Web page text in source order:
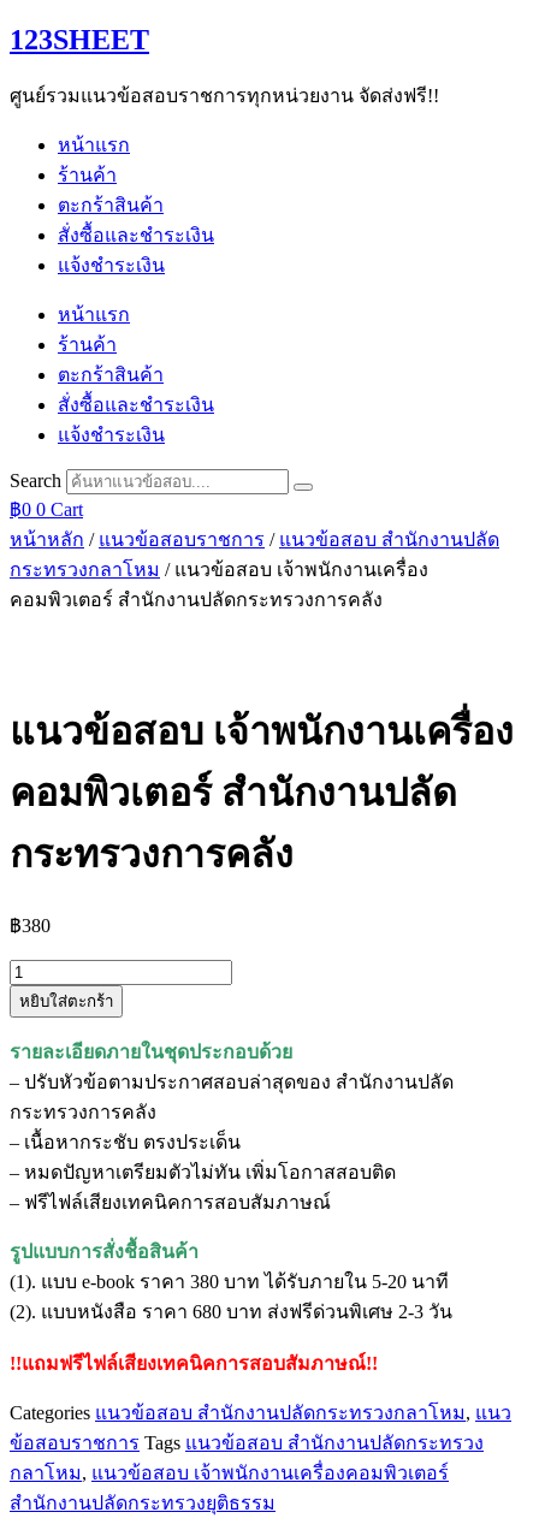
Skip
to
123SHEET
ศูนย์รวมแนวข้อสอบราชการทุกหน่วยงาน จัดส่งฟรี!!
หน้าแรก
ร้านค้า
ตะกร้าสินค้า
สั่งซื้อและชำระเงิน
แจ้งชำระเงิน
หน้าแรก
ร้านค้า
ตะกร้าสินค้า
สั่งซื้อและชำระเงิน
แจ้งชำระเงิน
Search
฿0 0 Cart
หน้าหลัก / แนวข้อสอบราชการ / แนวข้อสอบ สำนักงานปลัด
กระทรวงกลาโหม / แนวข้อสอบ เจ้าพนักงานเครื่อง
คอมพิวเตอร์ สำนักงานปลัดกระทรวงการคลัง
แนวข้อสอบ เจ้าพนักงานเครื่อง
คอมพิวเตอร์ สำนักงานปลัด
กระทรวงการคลัง
฿380
จำนวน
แนว
เจ้า
พนักงาน
เครื่อง
คอมพิวเตอร์
สำนักงาน
ปลัด
กระทรวง
การ
คลัง
หยิบใส่ตะกร้า
รายละเอียดภายในชุดประกอบด้วย
– ปรับหัวข้อตามประกาศสอบล่าสุดของ สำนักงานปลัด
กระทรวงการคลัง
– เนื้อหากระชับ ตรงประเด็น
– หมดปัญหาเตรียมตัวไม่ทัน เพิ่มโอกาสสอบติด
– ฟรีไฟล์เสียงเทคนิคการสอบสัมภาษณ์
รูปแบบการสั่งชื้อสินค้า
(1). แบบ e-book ราคา 380 บาท ได้รับภายใน 5-20 นาที
(2). แบบหนังสือ ราคา 680 บาท ส่งฟรีด่วนพิเศษ 2-3 วัน
!!แถมฟรีไฟล์เสียงเทคนิคการสอบสัมภาษณ์!!
Categories แนวข้อสอบ สำนักงานปลัดกระทรวงกลาโหม, แนว
ข้อสอบราชการ Tags แนวข้อสอบ สำนักงานปลัดกระทรวง
กลาโหม, แนวข้อสอบ เจ้าพนักงานเครื่องคอมพิวเตอร์
สำนักงานปลัดกระทรวงยุติธรรม